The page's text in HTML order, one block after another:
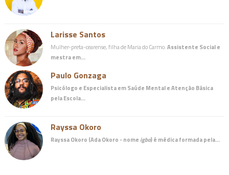
Larisse Santos
Mulher-preta-cearense, filha de Maria do Carmo.Assistente Social e
mestra em…
Paulo Gonzaga
Psicólogo e Especialista em Saúde Mental e Atenção Básica
pela Escola…
Rayssa Okoro
Rayssa Okoro (Ada Okoro - nome igbo) é médicaformada pela…